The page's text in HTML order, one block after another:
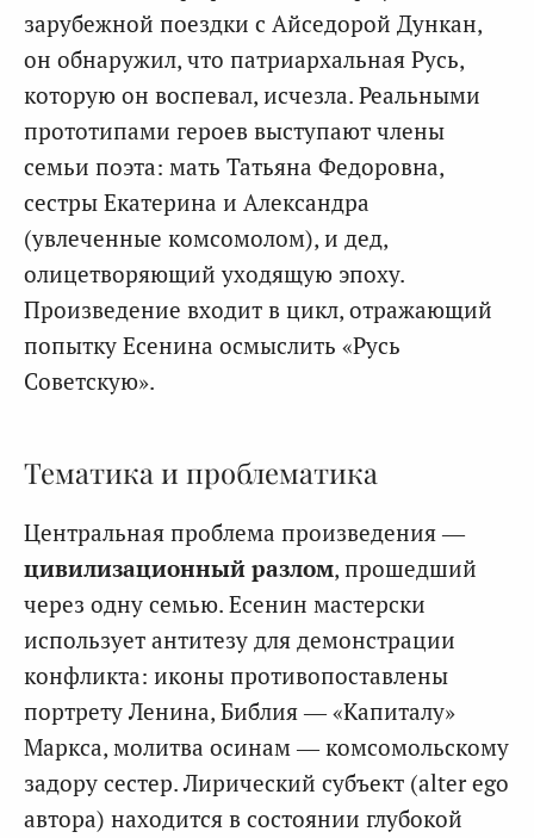
зарубежной поездки с Айседорой Дункан,
он обнаружил, что патриархальная Русь,
которую он воспевал, исчезла. Реальными
прототипами героев выступают члены
семьи поэта: мать Татьяна Федоровна,
сестры Екатерина и Александра
(увлеченные комсомолом), и дед,
олицетворяющий уходящую эпоху.
Произведение входит в цикл, отражающий
попытку Есенина осмыслить «Русь
Советскую».
Тематика и проблематика
Центральная проблема произведения —
цивилизационный разлом, прошедший
через одну семью. Есенин мастерски
использует антитезу для демонстрации
конфликта: иконы противопоставлены
портрету Ленина, Библия — «Капиталу»
Маркса, молитва осинам — комсомольскому
задору сестер. Лирический субъект (alter ego
автора) находится в состоянии глубокой